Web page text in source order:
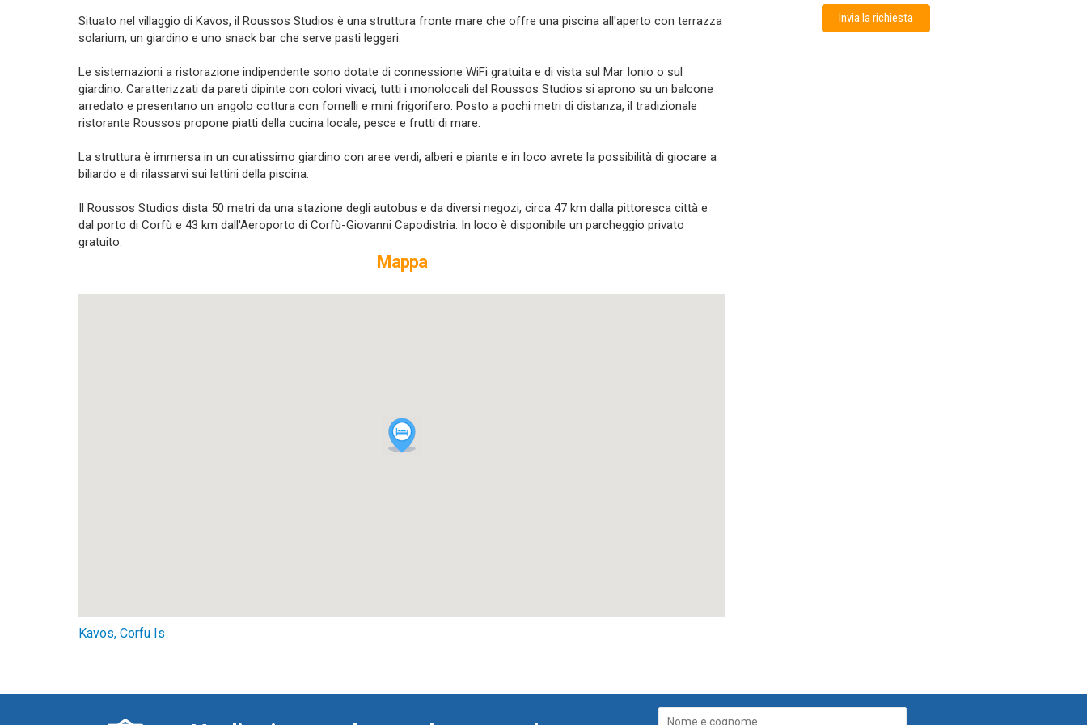
Situato nel villaggio di Kavos, il Roussos Studios è una struttura fronte mare che offre una piscina all'aperto con terrazza
solarium, un giardino e uno snack bar che serve pasti leggeri.
Le sistemazioni a ristorazione indipendente sono dotate di connessione WiFi gratuita e di vista sul Mar Ionio o sul
giardino. Caratterizzati da pareti dipinte con colori vivaci, tutti i monolocali del Roussos Studios si aprono su un balcone
arredato e presentano un angolo cottura con fornelli e mini frigorifero. Posto a pochi metri di distanza, il tradizionale
ristorante Roussos propone piatti della cucina locale, pesce e frutti di mare.
La struttura è immersa in un curatissimo giardino con aree verdi, alberi e piante e in loco avrete la possibilità di giocare a
biliardo e di rilassarvi sui lettini della piscina.
Il Roussos Studios dista 50 metri da una stazione degli autobus e da diversi negozi, circa 47 km dalla pittoresca città e
dal porto di Corfù e 43 km dall'Aeroporto di Corfù-Giovanni Capodistria. In loco è disponibile un parcheggio privato
gratuito.
Mappa
Kavos, Corfu Is
Invia la richiesta